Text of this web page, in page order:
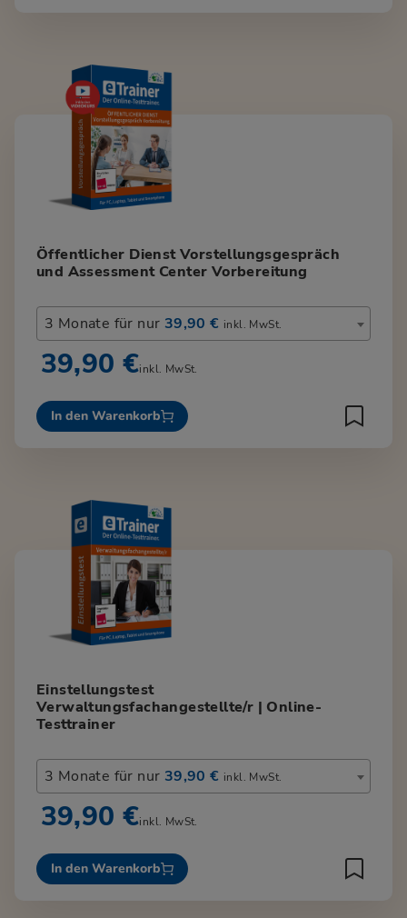
Öffentlicher Dienst Vorstellungsgespräch
und Assessment Center Vorbereitung
3 Monate für nur 39,90 € inkl. MwSt.
39,90 €inkl. MwSt.
In den Warenkorb
Einstellungstest
Verwaltungsfachangestellte/r | Online-
Testtrainer
3 Monate für nur 39,90 € inkl. MwSt.
39,90 €inkl. MwSt.
In den Warenkorb